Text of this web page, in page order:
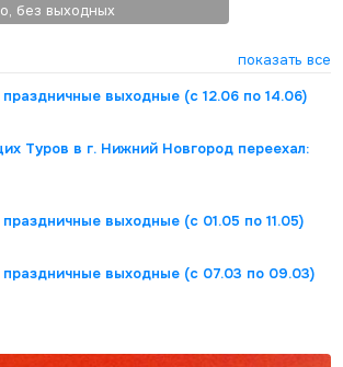
без выходных
показать все
выходные (с 12.06 по 14.06)
Туров в г. Нижний Новгород переехал:
выходные (с 01.05 по 11.05)
выходные (с 07.03 по 09.03)